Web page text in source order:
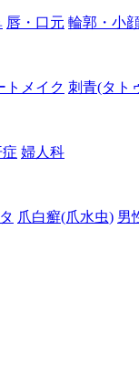
唇・口元 輪郭・小
トメイク 刺青(タト
婦人科
爪白癬(爪水虫) 男